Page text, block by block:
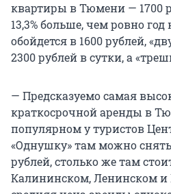
квартиры в Тюмени — 1700
13,3% больше, чем ровно
обойдется в 1600 рублей,
2300 рублей в сутки, а
— Предсказуемо самая
краткосрочной аренды в
популярном у туристов
«Однушку» там можно снять
рублей, столько же там
Калининском, Ленинском и